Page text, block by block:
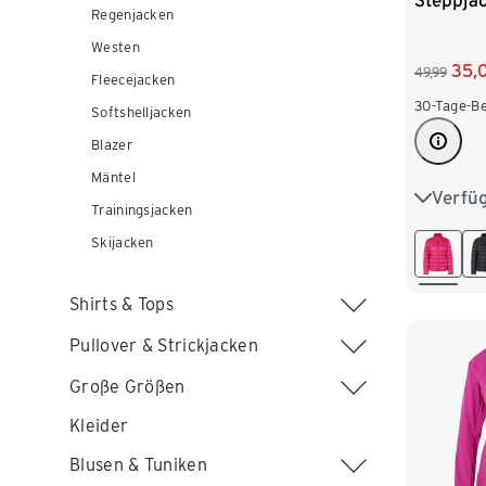
Regenjacken
Westen
Fleecejacken
Softshelljacken
Blazer
Mäntel
Trainingsjacken
Skijacken
Shirts & Tops
Pullover & Strickjacken
Große Größen
Kleider
Blusen & Tuniken
49,99
30-Tage-
36
44